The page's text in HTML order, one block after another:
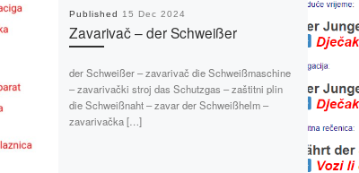
Published 15 Dec 2024
Zavarivač – der Schweißer
der Schweißer – zavarivač die Schweißmaschine
– zavarivački stroj das Schutzgas – zaštitni plin
die Schweißnaht – zavar der Schweißhelm –
zavarivačka […]